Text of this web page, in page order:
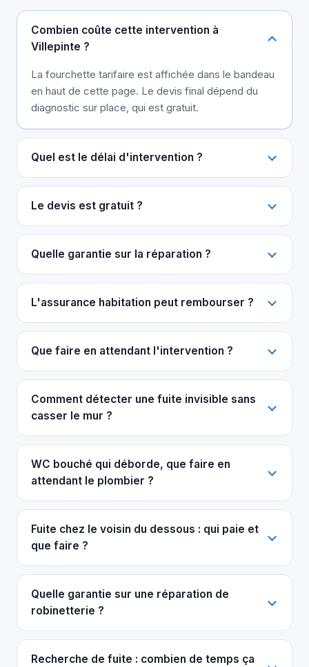
Combien coûte cette intervention à
Villepinte ?
La fourchette tarifaire est affichée dans le bandeau
en haut de cette page. Le devis final dépend du
diagnostic sur place, qui est gratuit.
Quel est le délai d'intervention ?
Le devis est gratuit ?
Quelle garantie sur la réparation ?
L'assurance habitation peut rembourser ?
Que faire en attendant l'intervention ?
Comment détecter une fuite invisible sans
casser le mur ?
WC bouché qui déborde, que faire en
attendant le plombier ?
Fuite chez le voisin du dessous : qui paie et
que faire ?
Quelle garantie sur une réparation de
robinetterie ?
Recherche de fuite : combien de temps ça